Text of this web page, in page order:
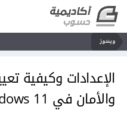
ويندوز
الإعدادات وكيفية
والأمان في 11 Windows